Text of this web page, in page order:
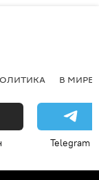
В МИРЕ
Telegram